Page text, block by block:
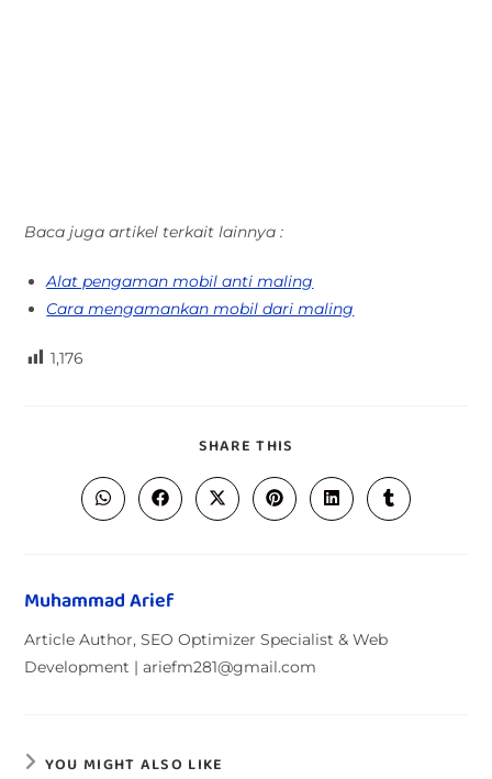
Baca juga artikel terkait lainnya :
Alat pengaman mobil anti maling
Cara mengamankan mobil dari maling
1,176
SHARE THIS
Muhammad Arief
Article Author, SEO Optimizer Specialist & Web
Development | ariefm281@gmail.com
YOU MIGHT ALSO LIKE